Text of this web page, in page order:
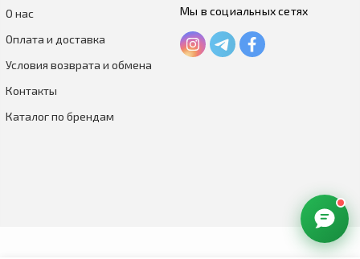
О нас
Оплата и доставка
Условия возврата и обмена
Контакты
Каталог по брендам
Мы в социальных сетях